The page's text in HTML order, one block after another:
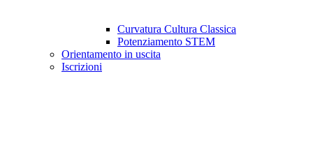
Curvatura Cultura Classica
Potenziamento STEM
Orientamento in uscita
Iscrizioni